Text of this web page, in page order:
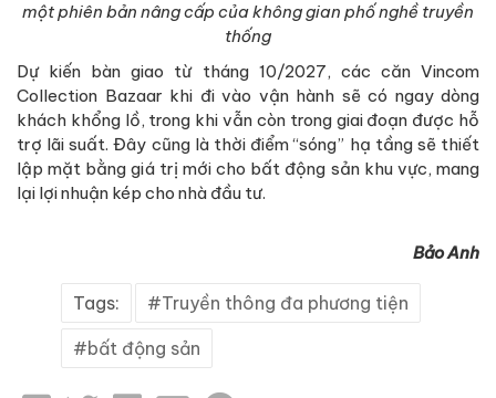
một phiên bản nâng cấp của không gian phố nghề truyền
thống
Dự kiến bàn giao từ tháng 10/2027, các căn Vincom
Collection Bazaar khi đi vào vận hành sẽ có ngay dòng
khách khổng lồ, trong khi vẫn còn trong giai đoạn được hỗ
trợ lãi suất. Đây cũng là thời điểm “sóng” hạ tầng sẽ thiết
lập mặt bằng giá trị mới cho bất động sản khu vực, mang
lại lợi nhuận kép cho nhà đầu tư.
Bảo Anh
Tags: Truyền thông đa phương tiện
bất động sản